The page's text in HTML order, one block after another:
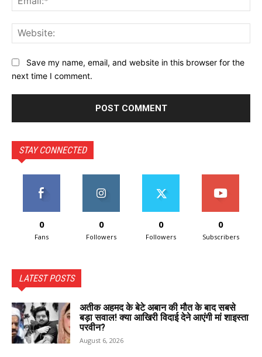
Save my name, email, and website in this browser for the
next time I comment.
STAY CONNECTED
0
Fans
0
Followers
0
Followers
0
Subscribers
LATEST POSTS
अतीक अहमद के बेटे अबान की मौत के बाद सबसे
बड़ा सवाल! क्या आखिरी विदाई देने आएंगी मां शाइस्ता
परवीन?
August 6, 2026